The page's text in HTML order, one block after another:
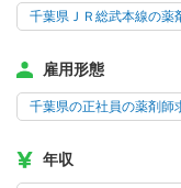
千葉県ＪＲ総武本線の薬
雇用形態
千葉県の正社員の薬剤師
年収